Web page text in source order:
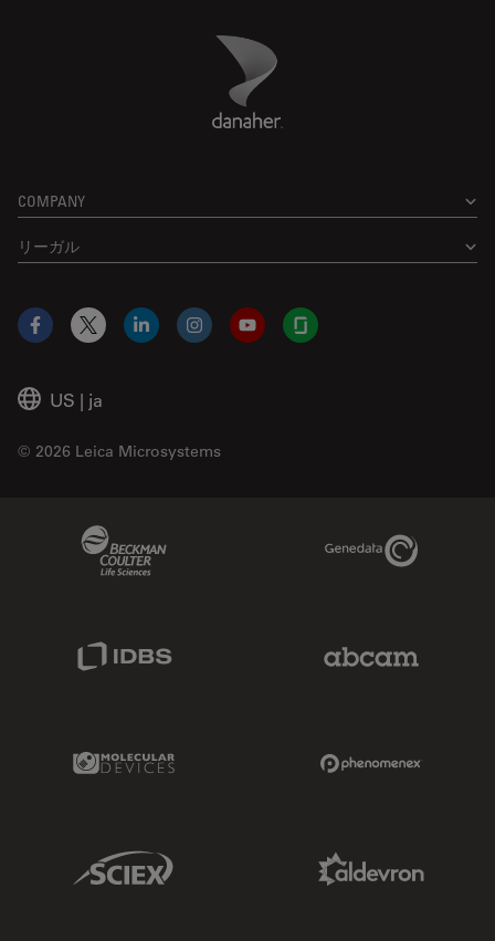
Danaher Logo
COMPANY
リーガル
US | ja
© 2026 Leica Microsystems
Facebook
X LinkedInInstagramYouTubeGlassdoor
Genedata Link
Molecular Devices Link
Sciex Link